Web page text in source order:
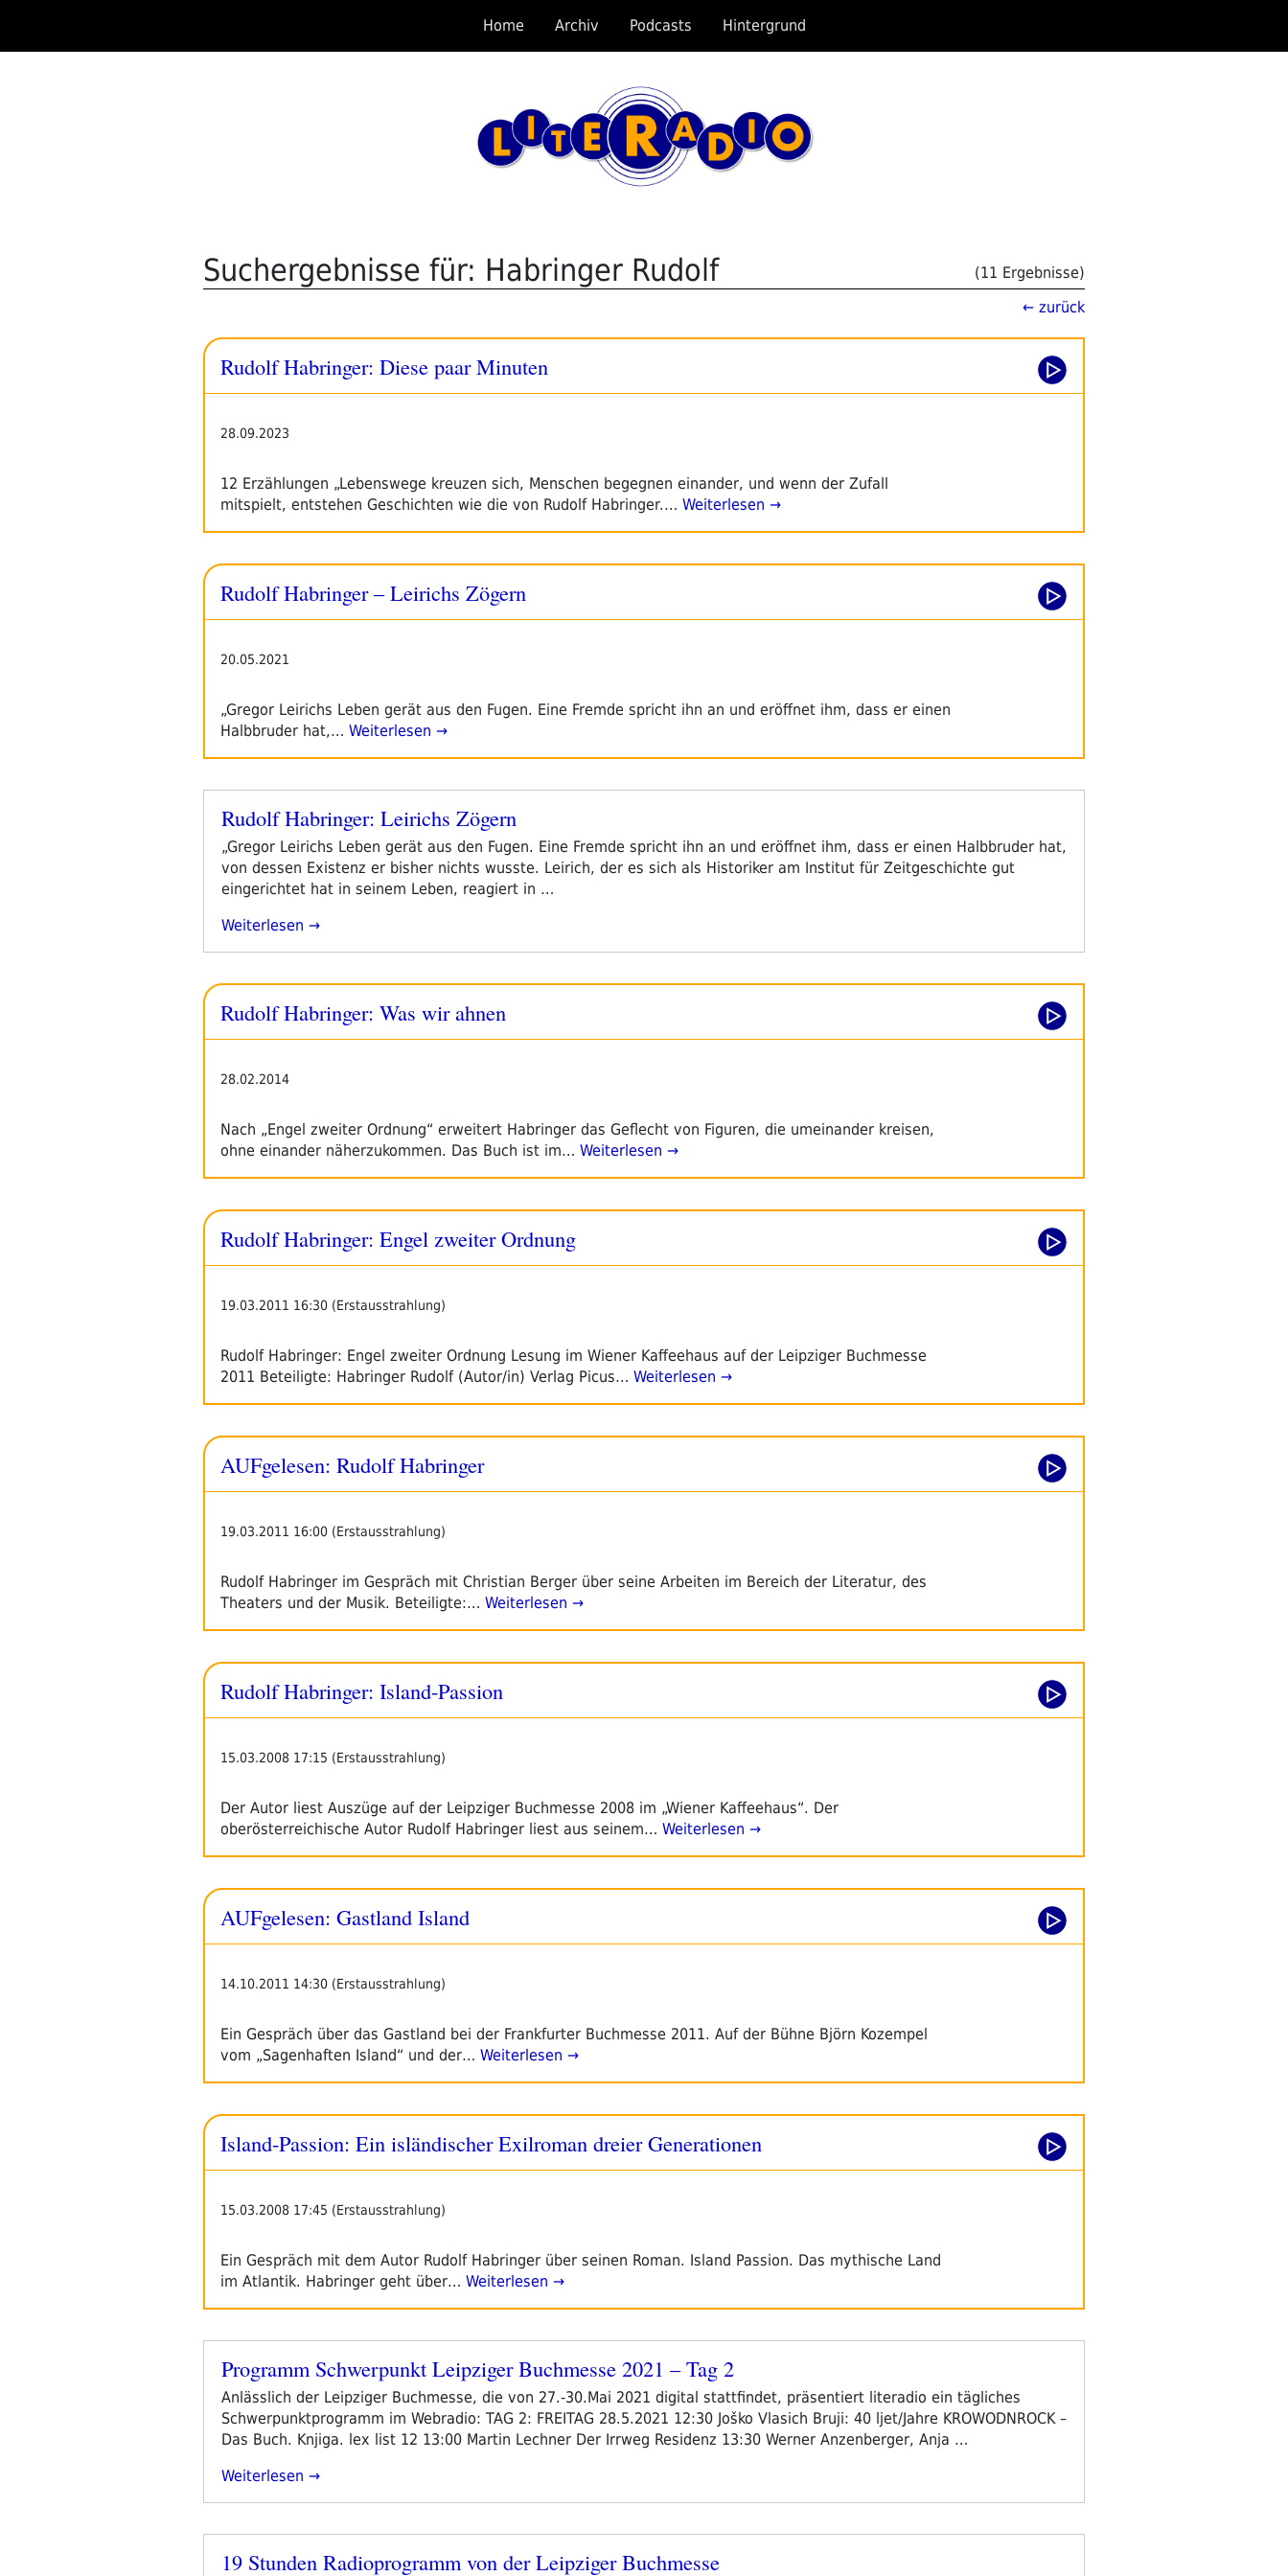
springen
Home Archiv Podcasts Hintergrund
Suchergebnisse für: Habringer Rudolf
(11 Ergebnisse)
← zurück
Rudolf Habringer: Diese paar Minuten
28.09.2023
12 Erzählungen „Lebenswege kreuzen sich, Menschen begegnen einander, und wenn der Zufall
mitspielt, entstehen Geschichten wie die von Rudolf Habringer.… Weiterlesen →
Rudolf Habringer – Leirichs Zögern
20.05.2021
„Gregor Leirichs Leben gerät aus den Fugen. Eine Fremde spricht ihn an und eröffnet ihm, dass er einen
Halbbruder hat,… Weiterlesen →
Veröffentlicht
Rudolf Habringer: Leirichs Zögern
„Gregor Leirichs Leben gerät aus den Fugen. Eine Fremde spricht ihn an und eröffnet ihm, dass er einen Halbbruder hat,
von dessen Existenz er bisher nichts wusste. Leirich, der es sich als Historiker am Institut für Zeitgeschichte gut
eingerichtet hat in seinem Leben, reagiert in …
„Rudolf
Zögern“
Weiterlesen
Rudolf Habringer: Was wir ahnen
28.02.2014
Nach „Engel zweiter Ordnung“ erweitert Habringer das Geflecht von Figuren, die umeinander kreisen,
ohne einander näherzukommen. Das Buch ist im… Weiterlesen →
Rudolf Habringer: Engel zweiter Ordnung
19.03.2011 16:30 (Erstausstrahlung)
Rudolf Habringer: Engel zweiter Ordnung Lesung im Wiener Kaffeehaus auf der Leipziger Buchmesse
2011 Beteiligte: Habringer Rudolf (Autor/in) Verlag Picus… Weiterlesen →
AUFgelesen: Rudolf Habringer
19.03.2011 16:00 (Erstausstrahlung)
Rudolf Habringer im Gespräch mit Christian Berger über seine Arbeiten im Bereich der Literatur, des
Theaters und der Musik. Beteiligte:… Weiterlesen →
Rudolf Habringer: Island-Passion
15.03.2008 17:15 (Erstausstrahlung)
Der Autor liest Auszüge auf der Leipziger Buchmesse 2008 im „Wiener Kaffeehaus“. Der
oberösterreichische Autor Rudolf Habringer liest aus seinem… Weiterlesen →
AUFgelesen: Gastland Island
14.10.2011 14:30 (Erstausstrahlung)
Ein Gespräch über das Gastland bei der Frankfurter Buchmesse 2011. Auf der Bühne Björn Kozempel
vom „Sagenhaften Island“ und der… Weiterlesen →
Island-Passion: Ein isländischer Exilroman dreier Generationen
15.03.2008 17:45 (Erstausstrahlung)
Ein Gespräch mit dem Autor Rudolf Habringer über seinen Roman. Island Passion. Das mythische Land
im Atlantik. Habringer geht über… Weiterlesen →
Veröffentlicht
Programm Schwerpunkt Leipziger Buchmesse 2021 – Tag 2
Anlässlich der Leipziger Buchmesse, die von 27.-30.Mai 2021 digital stattfindet, präsentiert literadio ein tägliches
Schwerpunktprogramm im Webradio: TAG 2: FREITAG 28.5.2021 12:30 Joško Vlasich Bruji: 40 ljet/Jahre KROWODNROCK –
Das Buch. Knjiga. lex list 12 13:00 Martin Lechner Der Irrweg Residenz 13:30 Werner Anzenberger, Anja …
„Programm
Buchmesse
2021
Weiterlesen
Veröffentlicht
19 Stunden Radioprogramm von der Leipziger Buchmesse